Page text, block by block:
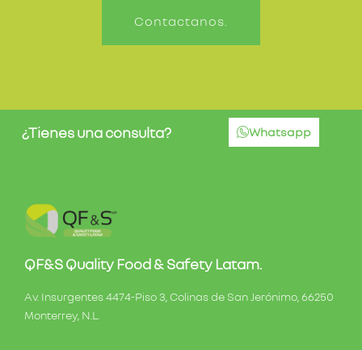
Contactanos.
¿Tienes una consulta? Whatsapp
QF&S Quality Food & Safety Latam.
Av. Insurgentes 4474-Piso 3, Colinas de San Jerónimo, 66250
Monterrey, N.L.